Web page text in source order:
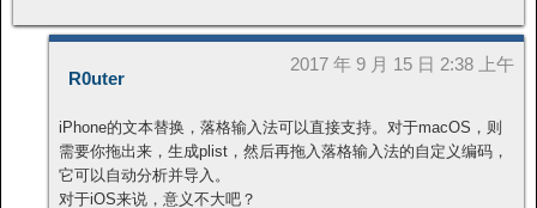
R0uter
2017 年 9 月 15 日 2:38 上午
iPhone的文本替换，落格输入法可以直接支持。对于macOS，则
需要你拖出来，生成plist，然后再拖入落格输入法的自定义编码，
它可以自动分析并导入。
对于iOS来说，意义不大吧？